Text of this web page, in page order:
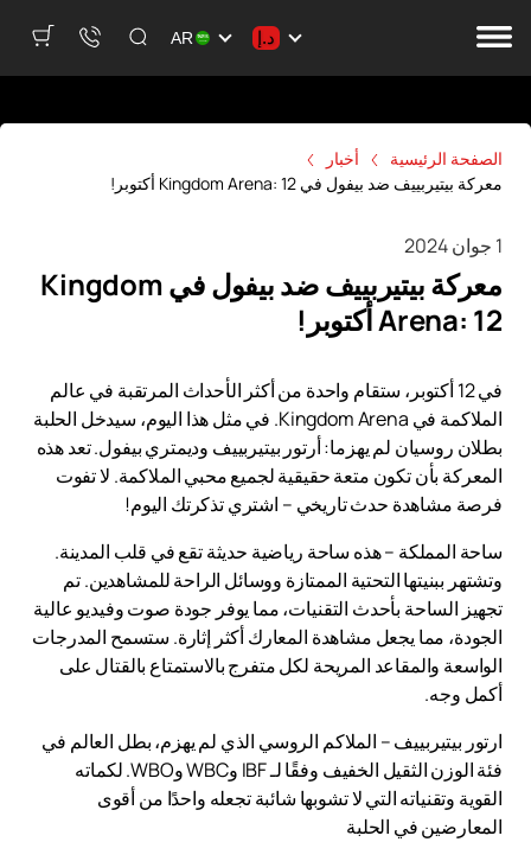
د.إ AR
الصفحة الرئيسية
أخبار
معركة بيتيربييف ضد بيفول في Kingdom Arena: 12 أكتوبر!
1 جوان 2024
معركة بيتيربييف ضد بيفول في Kingdom
Arena: 12 أكتوبر!
في 12 أكتوبر، ستقام واحدة من أكثر الأحداث المرتقبة في عالم
الملاكمة في Kingdom Arena. في مثل هذا اليوم، سيدخل الحلبة
بطلان روسيان لم يهزما: أرتور بيتيربييف وديمتري بيفول. تعد هذه
المعركة بأن تكون متعة حقيقية لجميع محبي الملاكمة. لا تفوت
فرصة مشاهدة حدث تاريخي – اشتري تذكرتك اليوم!
ساحة المملكة – هذه ساحة رياضية حديثة تقع في قلب المدينة.
وتشتهر ببنيتها التحتية الممتازة ووسائل الراحة للمشاهدين. تم
تجهيز الساحة بأحدث التقنيات، مما يوفر جودة صوت وفيديو عالية
الجودة، مما يجعل مشاهدة المعارك أكثر إثارة. ستسمح المدرجات
الواسعة والمقاعد المريحة لكل متفرج بالاستمتاع بالقتال على
أكمل وجه.
ارتور بيتيربييف – الملاكم الروسي الذي لم يهزم، بطل العالم في
فئة الوزن الثقيل الخفيف وفقًا لـ IBF وWBC وWBO. لكماته
القوية وتقنياته التي لا تشوبها شائبة تجعله واحدًا من أقوى
المعارضين في الحلبة